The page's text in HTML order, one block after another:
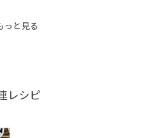
っと見る
レシピ